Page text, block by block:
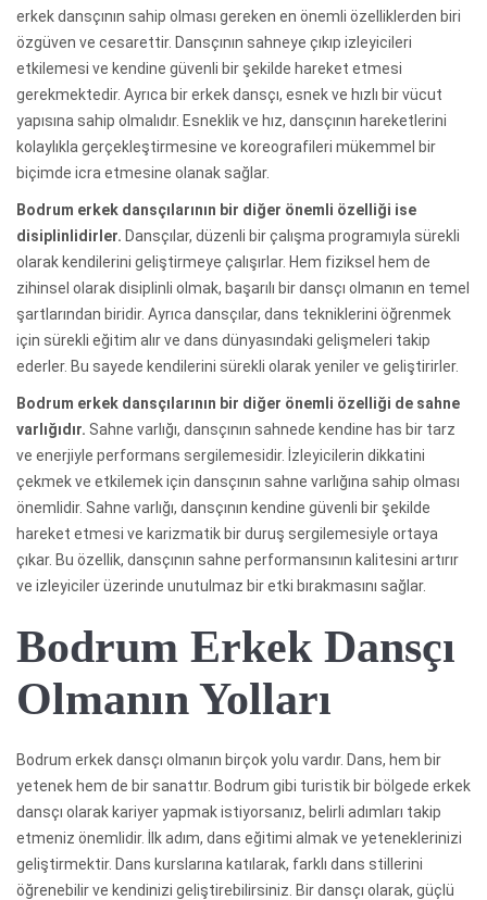
erkek dansçının sahip olması gereken en önemli özelliklerden biri
özgüven ve cesarettir. Dansçının sahneye çıkıp izleyicileri
etkilemesi ve kendine güvenli bir şekilde hareket etmesi
gerekmektedir. Ayrıca bir erkek dansçı, esnek ve hızlı bir vücut
yapısına sahip olmalıdır. Esneklik ve hız, dansçının hareketlerini
kolaylıkla gerçekleştirmesine ve koreografileri mükemmel bir
biçimde icra etmesine olanak sağlar.
Bodrum erkek dansçılarının bir diğer önemli özelliği ise
disiplinlidirler. Dansçılar, düzenli bir çalışma programıyla sürekli
olarak kendilerini geliştirmeye çalışırlar. Hem fiziksel hem de
zihinsel olarak disiplinli olmak, başarılı bir dansçı olmanın en temel
şartlarından biridir. Ayrıca dansçılar, dans tekniklerini öğrenmek
için sürekli eğitim alır ve dans dünyasındaki gelişmeleri takip
ederler. Bu sayede kendilerini sürekli olarak yeniler ve geliştirirler.
Bodrum erkek dansçılarının bir diğer önemli özelliği de sahne
varlığıdır. Sahne varlığı, dansçının sahnede kendine has bir tarz
ve enerjiyle performans sergilemesidir. İzleyicilerin dikkatini
çekmek ve etkilemek için dansçının sahne varlığına sahip olması
önemlidir. Sahne varlığı, dansçının kendine güvenli bir şekilde
hareket etmesi ve karizmatik bir duruş sergilemesiyle ortaya
çıkar. Bu özellik, dansçının sahne performansının kalitesini artırır
ve izleyiciler üzerinde unutulmaz bir etki bırakmasını sağlar.
Bodrum Erkek Dansçı
Olmanın Yolları
Bodrum erkek dansçı olmanın birçok yolu vardır. Dans, hem bir
yetenek hem de bir sanattır. Bodrum gibi turistik bir bölgede erkek
dansçı olarak kariyer yapmak istiyorsanız, belirli adımları takip
etmeniz önemlidir. İlk adım, dans eğitimi almak ve yeteneklerinizi
geliştirmektir. Dans kurslarına katılarak, farklı dans stillerini
öğrenebilir ve kendinizi geliştirebilirsiniz. Bir dansçı olarak, güçlü